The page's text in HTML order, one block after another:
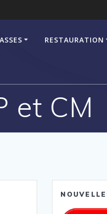
RESTAURATION
et CM